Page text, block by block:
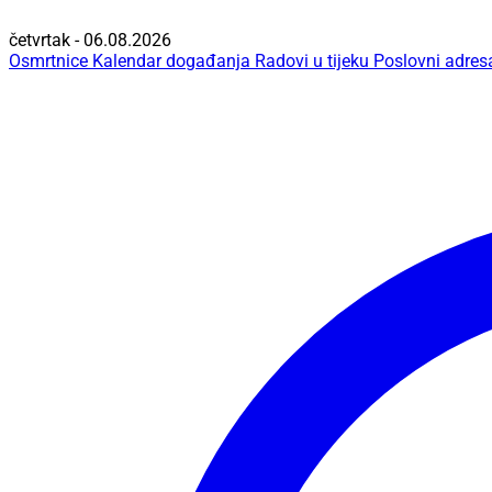
četvrtak - 06.08.2026
Osmrtnice Kalendar događanja Radovi u tijeku Poslovni